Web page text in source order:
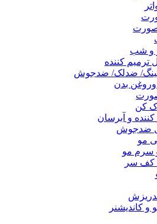
صورت
و شب
ترمیم کننده
ضدلک/ ضدجوش
بدن
کن
و آبرسان
ضدجوش
مو
سرم مو
کف سر
کاندیشنر